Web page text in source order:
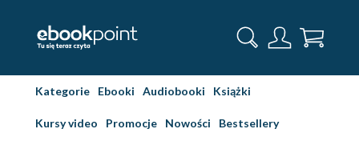
Kategorie Ebooki Audiobooki Książki
Kursy video Promocje Nowości Bestsellery